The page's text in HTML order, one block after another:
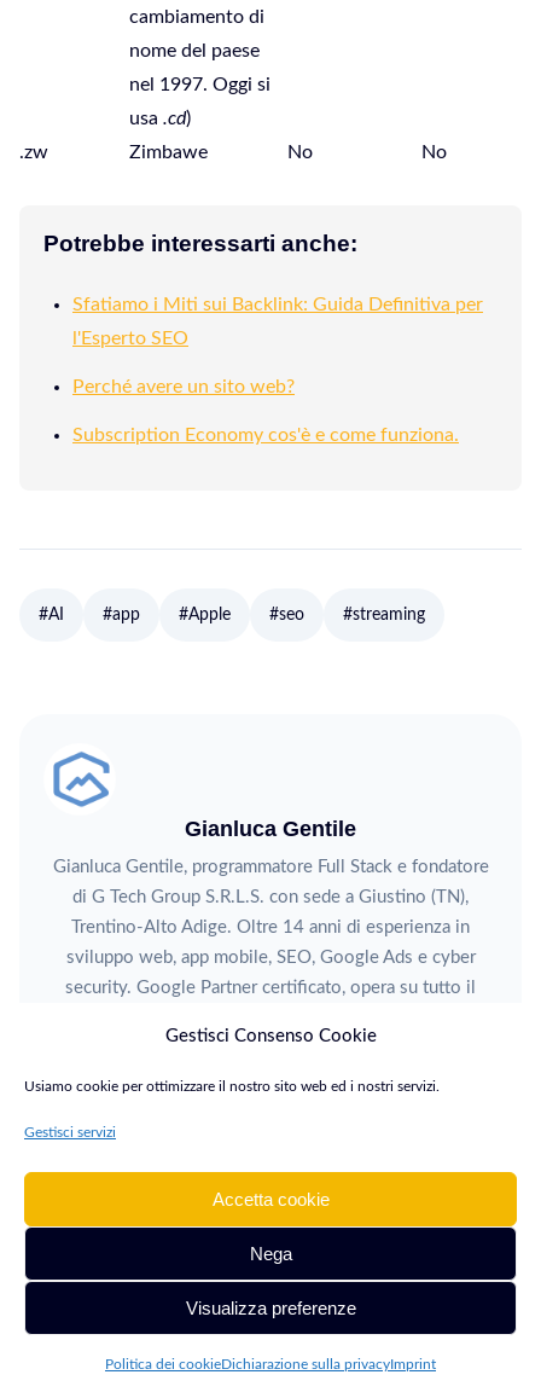
Gestisci Consenso Cookie
Usiamo cookie per ottimizzare il nostro sito web ed i nostri servizi.
Gestisci servizi
Accetta cookie
Nega
Visualizza preferenze
Politica dei cookieDichiarazione sulla privacyImprint
cambiamento di
nome del paese
nel 1997. Oggi si
usa .cd)
.zw Zimbawe No No
Potrebbe interessarti anche:
Sfatiamo i Miti sui Backlink: Guida Definitiva per
l'Esperto SEO
Perché avere un sito web?
Subscription Economy cos'è e come funziona.
#AI #app #Apple #seo #streaming
Gianluca Gentile
Gianluca Gentile, programmatore Full Stack e fondatore
di G Tech Group S.R.L.S. con sede a Giustino (TN),
Trentino-Alto Adige. Oltre 14 anni di esperienza in
sviluppo web, app mobile, SEO, Google Ads e cyber
security. Google Partner certificato, opera su tutto il
TUTTI GLI ARTICOLI